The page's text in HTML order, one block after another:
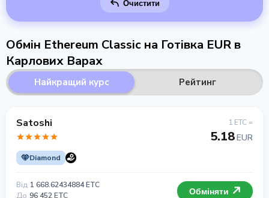
Очистити
Обмін Ethereum Classic на Готівка EUR в
Карлових Варах
Найкращий курс Рейтинг
Satoshi
Diamond
1 ETC =
5.18EUR
Від 1 668.62434884 ETC
До 96 452 ETC Обміняти